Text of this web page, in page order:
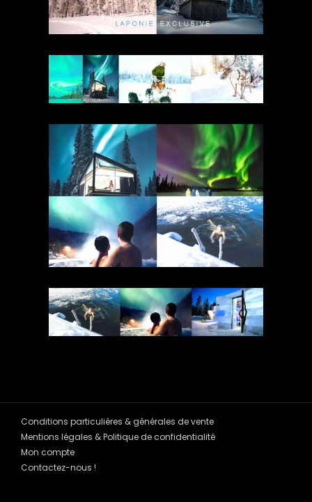
Conditions particulières & générales de vente
Mentions légales & Politique de confidentialité
Mon compte
Contactez-nous !